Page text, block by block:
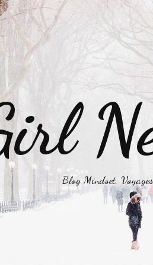
Blog Mindset,